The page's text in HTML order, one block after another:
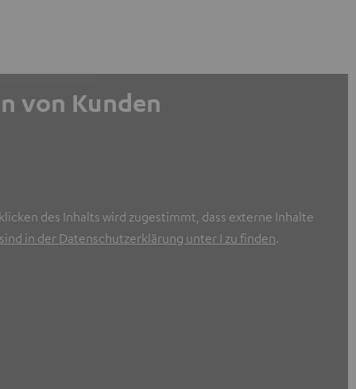
von Kunden
des Inhalts wird zugestimmt, dass externe Inhalte
in der Datenschutzerklärung unter I zu finden.